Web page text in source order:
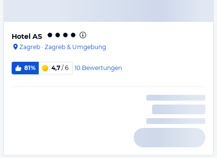
Hotel AS
Zagreb · Zagreb & Umgebung
81% 4,7 / 6 10 Bewertungen